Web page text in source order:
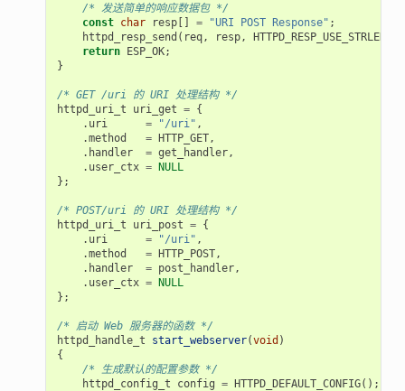
/* 发送简单的响应数据包 */
const char resp[] = "URI POST Response" ;
httpd_resp_send ( req, resp, HTTPD_RESP_USE_STRLEN
return ESP_OK;
}
/* GET /uri 的 URI 处理结构 */
httpd_uri_t
uri_get = {
. uri = "/uri" ,
.method = HTTP_GET,
. handler = get_handler,
. user_ctx = NULL
};
/* POST/uri 的 URI 处理结构 */
httpd_uri_t
uri_post = {
. uri = "/uri" ,
.method = HTTP_POST,
. handler = post_handler,
. user_ctx = NULL
};
/* 启动 Web 服务器的函数 */
httpd_handle_t
start_webserver(void )
{
/* 生成默认的配置参数 */
httpd_config_t
config = HTTPD_DEFAULT_CONFIG();